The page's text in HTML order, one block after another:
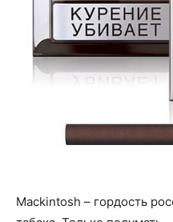
Mackintosh – гордость